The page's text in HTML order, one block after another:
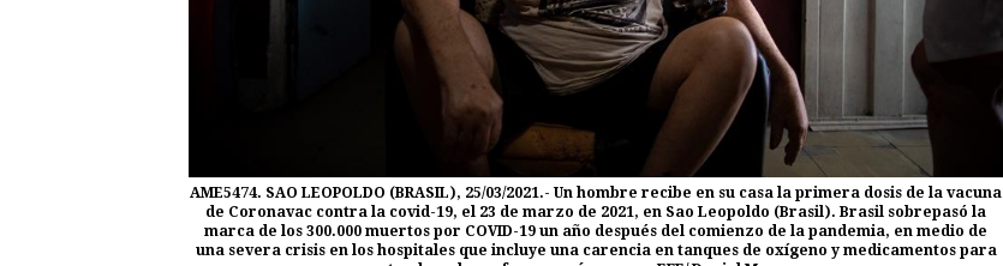
AME5474. SAO LEOPOLDO (BRASIL), 25/03/2021.- Un hombre recibe en su casa la primera dosis de la vacuna
de Coronavac contra la covid-19, el 23 de marzo de 2021, en Sao Leopoldo (Brasil). Brasil sobrepasó la
marca de los 300.000 muertos por COVID-19 un año después del comienzo de la pandemia, en medio de
una severa crisis en los hospitales que incluye una carencia en tanques de oxígeno y medicamentos para